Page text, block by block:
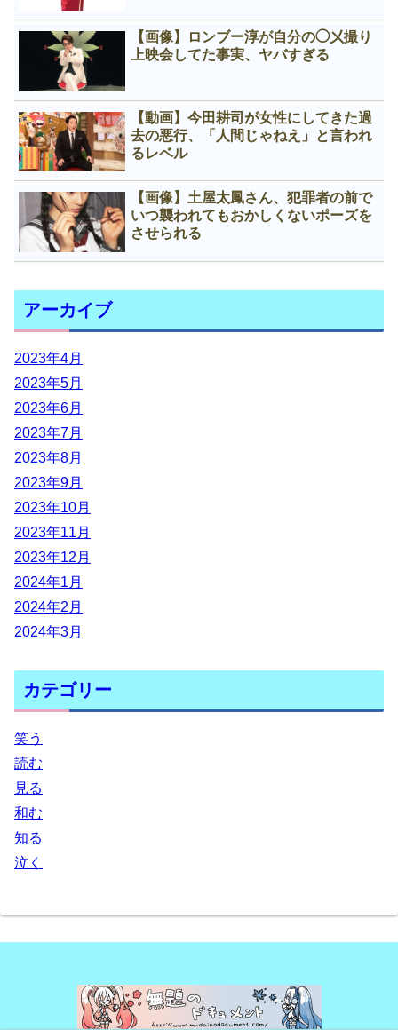
【画像】ロンブー淳が自分の◯㐅撮り
上映会してた事実、ヤバすぎる
【動画】今田耕司が女性にしてきた過
去の悪行、「人間じゃねえ」と言われ
るレベル
【画像】土屋太鳳さん、犯罪者の前で
いつ襲われてもおかしくないポーズを
させられる
アーカイブ
2023年4月
2023年5月
2023年6月
2023年7月
2023年8月
2023年9月
2023年10月
2023年11月
2023年12月
2024年1月
2024年2月
2024年3月
カテゴリー
笑う
読む
見る
和む
知る
泣く